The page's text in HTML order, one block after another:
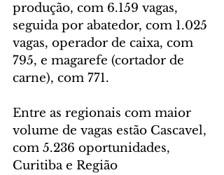
produção, com 6.159 vagas,
seguida por abatedor, com 1.025
vagas, operador de caixa, com
795, e magarefe (cortador de
carne), com 771.
Entre as regionais com maior
volume de vagas estão Cascavel,
com 5.236 oportunidades,
Curitiba e Região